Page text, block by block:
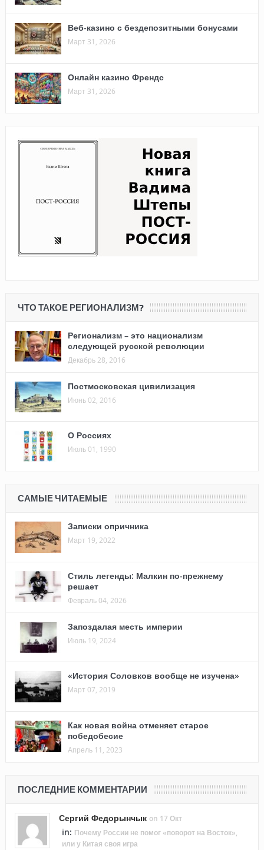
Веб-казино с бездепозитными бонусами
Март 31, 2026
Онлайн казино Френдс
Март 31, 2026
ЧТО ТАКОЕ РЕГИОНАЛИЗМ?
Регионализм – это национализм
следующей русской революции
Декабрь 28, 2016
Постмосковская цивилизация
Июнь 02, 2016
О Россиях
Июль 01, 1990
САМЫЕ ЧИТАЕМЫЕ
Записки опричника
Март 19, 2022
Стиль легенды: Малкин по-прежнему
решает
Февраль 04, 2026
Запоздалая месть империи
Июль 19, 2024
«История Соловков вообще не изучена»
Март 07, 2019
Как новая война отменяет старое
победобесие
Апрель 11, 2023
ПОСЛЕДНИЕ КОММЕНТАРИИ
Сергий Федорынчык on 17 Окт
in: Почему России не помог «поворот на Восток»,
или у Китая своя игра